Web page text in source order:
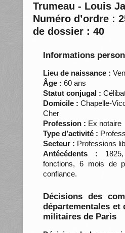
Trumeau - Louis
Numéro d’ordre :
de dossier : 40
Informations
Lieu de naissance :
Âge : 60 ans
Statut conjugal :
Domicile : Chapelle-
Cher
Profession : Ex notaire
Type d’activité :
Secteur : Professions
Antécédents :
fonctions, 6 mois de
confiance.
Décisions des
départementales et
militaires de Paris